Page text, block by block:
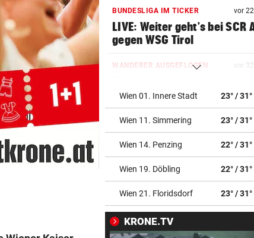
BUNDESLIGA IM TICKER vor
LIVE: Weiter geht’s bei SCR
gegen WSG Tirol
WANDERER AUSGEFLOGEN vor
Dramatik im Valser Tal
IN GREENSBORO vor
Straka verpasst bei PGA-
den Cut vorzeitig
SCHRIEB WM-GESCHICHTE vor
Bayern kassiert Millionen –
Transfer-Clou
AUFREGUNG IM NETZ vor
Wien 01. Innere Stadt 23° / 31°
Wien 11. Simmering 23° / 31°
Wien 14. Penzing 22° / 31°
Wien 19. Döbling 22° / 31°
Wien 21. Floridsdorf 23° / 31°
KRONE.TV